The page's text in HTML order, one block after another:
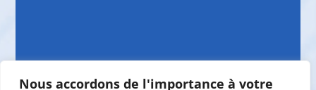
Nous accordons de l'importance à votre